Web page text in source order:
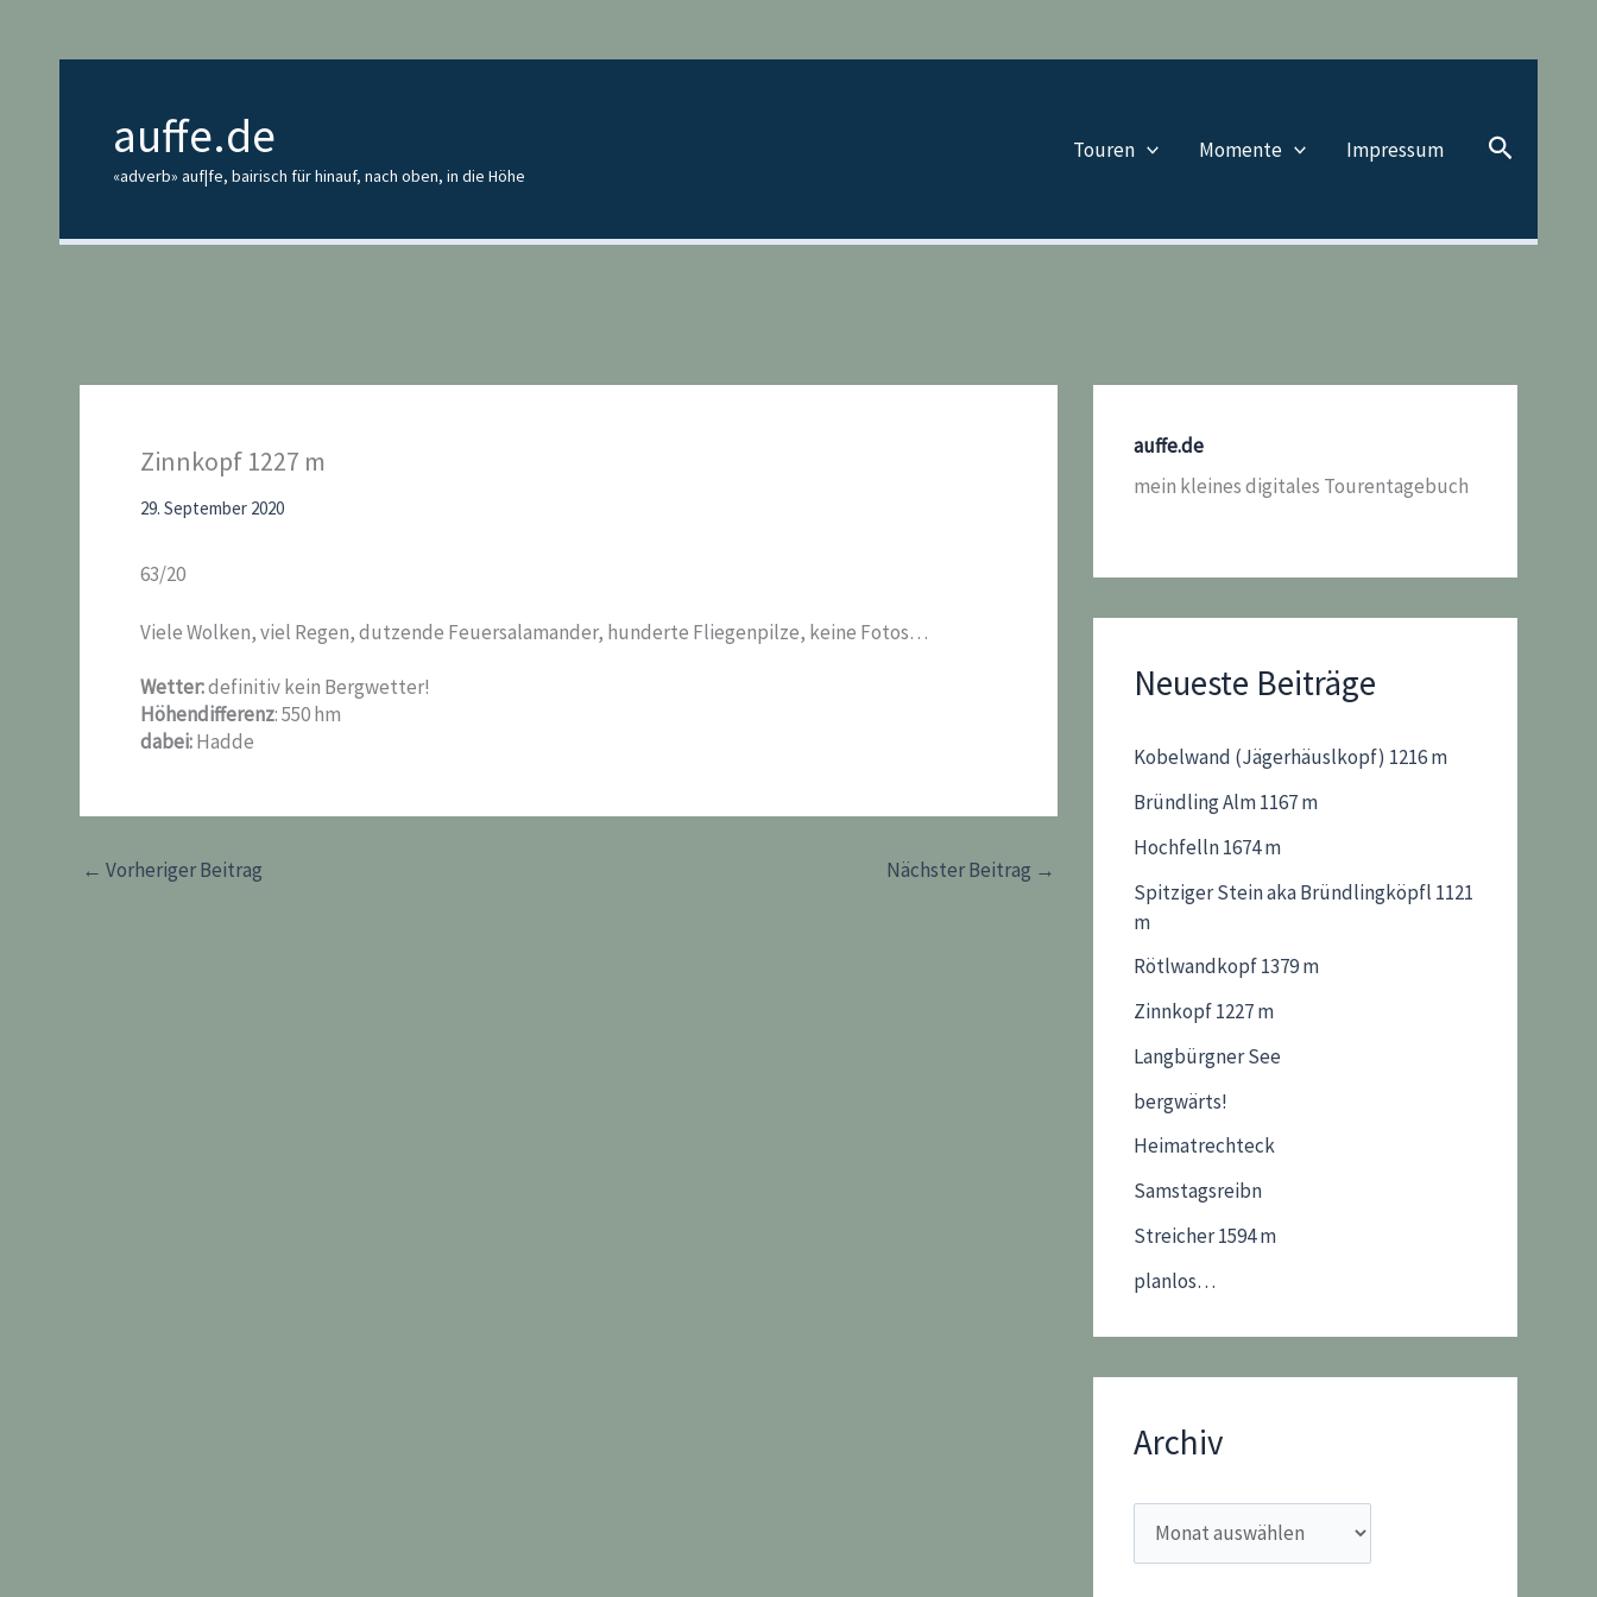
springen
auffe.de
«adverb» auf|fe, bairisch für hinauf, nach oben, in die Höhe
Touren Momente Impressum Suchen
Zinnkopf 1227 m
29. September 2020
63/20
Viele Wolken, viel Regen, dutzende Feuersalamander, hunderte Fliegenpilze, keine Fotos…
Wetter:definitiv kein Bergwetter!
Höhendifferenz: 550 hm
dabei:Hadde
← Vorheriger Beitrag Nächster Beitrag →
auffe.de
mein kleines digitales Tourentagebuch
Neueste Beiträge
Kobelwand (Jägerhäuslkopf) 1216 m
Bründling Alm 1167 m
Hochfelln 1674 m
Spitziger Stein aka Bründlingköpfl 1121
m
Rötlwandkopf 1379 m
Zinnkopf 1227 m
Langbürgner See
bergwärts!
Heimatrechteck
Samstagsreibn
Streicher 1594 m
planlos…
Archiv
r